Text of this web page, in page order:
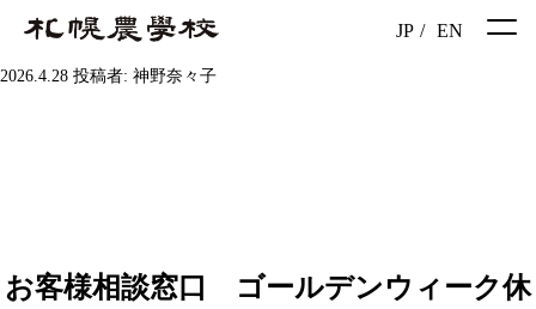
JP / EN
投
2026.4.28 投稿者: 神野奈々子
お客様相談窓口 ゴールデンウィーク休